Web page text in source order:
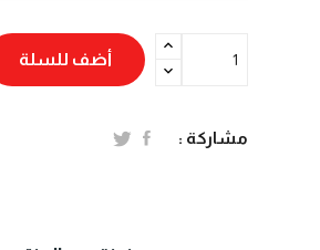
أضف للسلة
مشاركة :